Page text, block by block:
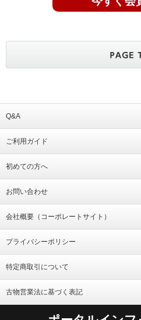
Q&A
ご利用ガイド
初めての方へ
お問い合わせ
会社概要（コーポレートサイト）
プライバシーポリシー
特定商取引について
古物営業法に基づく表記